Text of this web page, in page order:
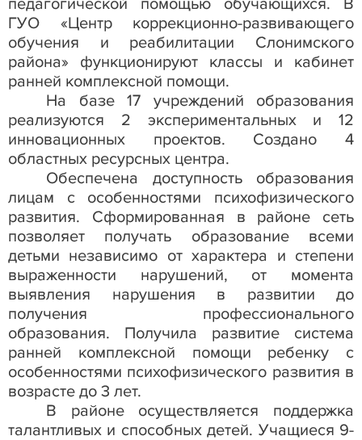
педагогической помощью обучающихся.
В
ГУО «Центр коррекционно-развивающего
обучения и реабилитации Слонимского
района» функционируют классы и кабинет
ранней комплексной помощи.
На базе 17 учреждений образования
реализуются 2 экспериментальных и 12
инновационных проектов. Создано 4
областных ресурсных центра.
Обеспечена доступность образования
лицам с особенностями психофизического
развития. Сформированная в районе сеть
позволяет получать образование всеми
детьми независимо от характера и степени
выраженности нарушений, от момента
выявления нарушения в развитии до
получения профессионального
образования. Получила развитие система
ранней комплексной помощи ребенку с
особенностями психофизического развития в
возрасте до 3 лет.
В районе осуществляется поддержка
талантливых и способных детей. Учащиеся 9-